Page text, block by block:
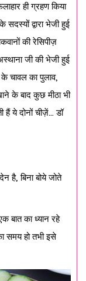
ही ग्रहण किया
द्वारा भेजी हुई
की रेसिपीज़
जी की भेजी हुई
चावल का पुलाव,
के बाद कुछ मीठा भी
हैं ये दोनों चीज़ें… डॉ
है, बिना बोये जोते
बात का ध्यान रहे
समय हो तभी इसे